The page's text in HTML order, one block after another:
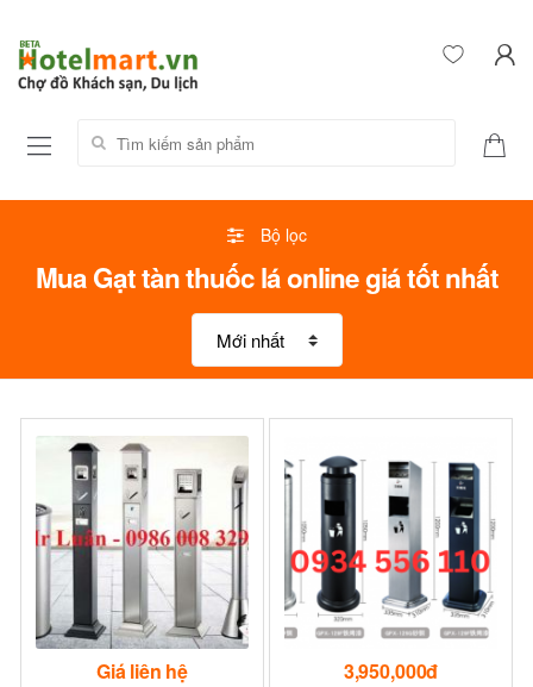
Tìm kiếm sản phẩm:
Bộ lọc
Mua Gạt tàn thuốc lá online giá tốt nhất
Giá liên hệ 3,950,000đ